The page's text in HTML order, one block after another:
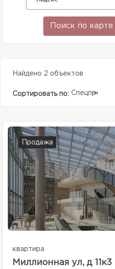
Поиск по карте
Найдено 2 объектов
Сортировать по:
Продажа
квартира
Миллионная ул, д 11к3